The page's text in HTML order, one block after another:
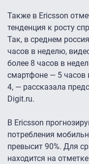
Также в Ericsson
тенденция к росту
Так, в среднем
часов в неделю,
более 8 часов в
смартфоне — 5
4, — рассказала
Digit.ru.
В Ericsson
потребления
превысит 90%. Для
находится на